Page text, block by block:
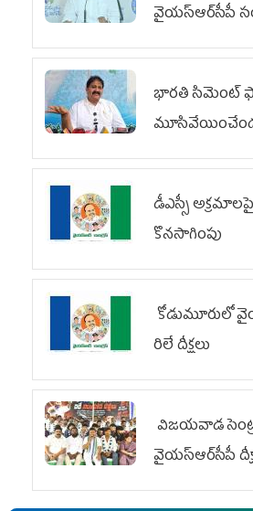
వైయ‌స్ఆర్‌సీపీ
భారతి సిమెంట్
కుట్ర
డీఎస్సీ
కొనసాగింపు
కోడుమూరులో
రిలే దీక్షలు
విజయవాడ
వైయ‌స్ఆర్‌సీపీ
దుర్మార్గం